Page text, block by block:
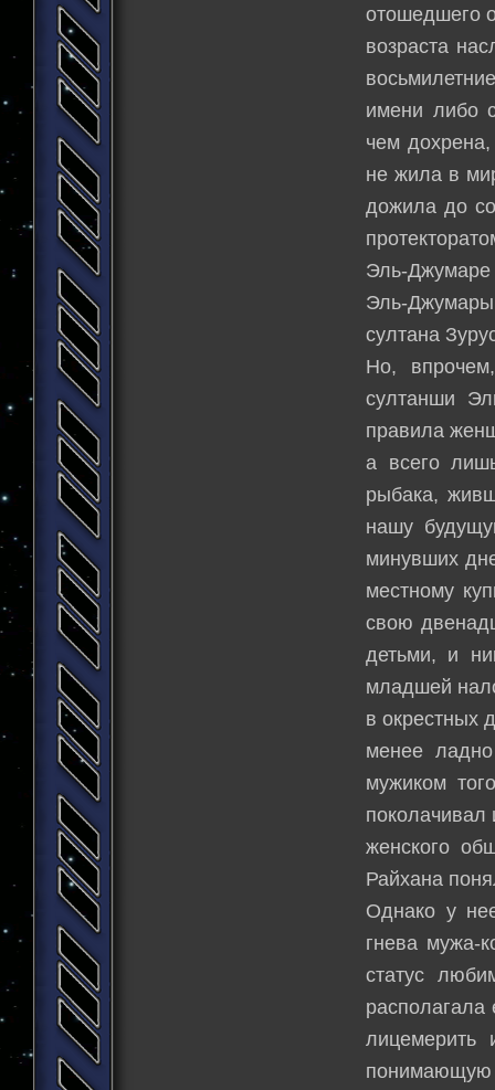
отошедшего
возраста
имени либо
чем
не жила в
дожила до
Эль-Джумаре
Эль-
султана
Но,
султанши
правила
а всего
рыбака,
нашу
минувших
местному
свою
детьми, и
младшей
в окрестных
менее
мужиком
поколачивал
женского
Райхана
Однако у
гнева мужа-
статус
лицемерить
понимающую